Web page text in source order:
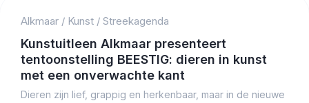
Alkmaar / Kunst / Streekagenda
Kunstuitleen Alkmaar presenteert
tentoonstelling BEESTIG: dieren in kunst
met een onverwachte kant
Dieren zijn lief, grappig en herkenbaar, maar in de nieuwe